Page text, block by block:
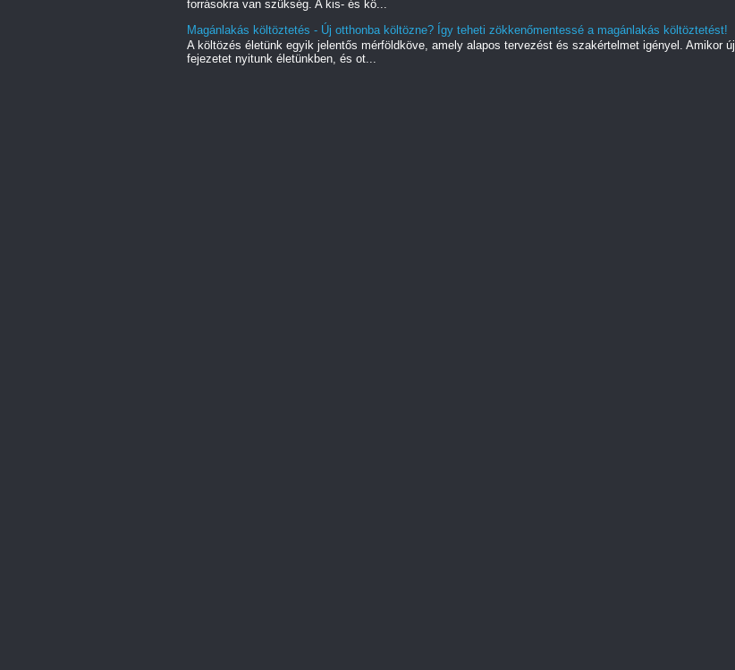
forrásokra van szükség. A kis- és kö...
Magánlakás költöztetés - Új otthonba költözne? Így teheti zökkenőmentessé a magánlakás költöztetést!
A költözés életünk egyik jelentős mérföldköve, amely alapos tervezést és szakértelmet igényel. Amikor új
fejezetet nyitunk életünkben, és ot...